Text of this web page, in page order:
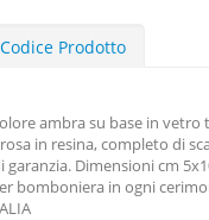
Prodotto
ambra su base in vetro
in resina, completo di
Dimensioni cm
bomboniera in ogni